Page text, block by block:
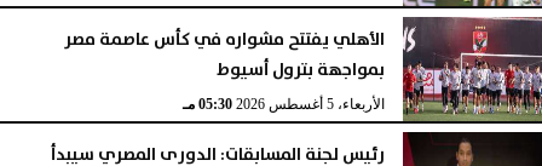
الأهلي يفتتح مشواره في كأس عاصمة مصر
بمواجهة بترول أسيوط
الأربعاء، 5 أغسطس 2026 05:30 مـ
رئيس لجنة المسابقات: الدورى المصري سيبدأ